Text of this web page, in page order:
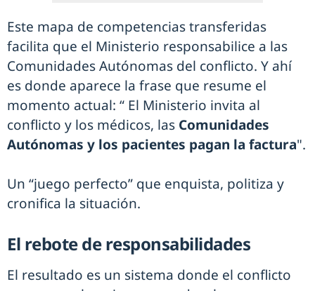
Este mapa de competencias transferidas
facilita que el Ministerio responsabilice a las
Comunidades Autónomas del conflicto. Y ahí
es donde aparece la frase que resume el
momento actual: “ El Ministerio invita al
conflicto y los médicos, las Comunidades
Autónomas y los pacientes pagan la factura".
Un “juego perfecto” que enquista, politiza y
cronifica la situación.
El rebote de responsabilidades
El resultado es un sistema donde el conflicto